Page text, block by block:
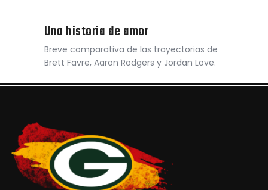
Una historia de amor
Breve comparativa de las trayectorias de
Brett Favre, Aaron Rodgers y Jordan Love.